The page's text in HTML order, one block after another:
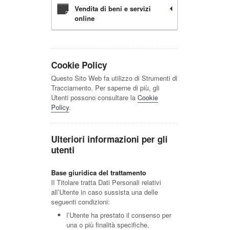
Vendita di beni e servizi
online
Cookie Policy
Questo Sito Web fa utilizzo di Strumenti di
Tracciamento. Per saperne di più, gli
Utenti possono consultare la Cookie
Policy.
Ulteriori informazioni per gli
utenti
Base giuridica del trattamento
Il Titolare tratta Dati Personali relativi
all’Utente in caso sussista una delle
seguenti condizioni:
l’Utente ha prestato il consenso per
una o più finalità specifiche.